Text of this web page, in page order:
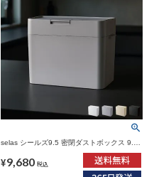
selas シールズ9.5 密閉ダストボックス 9.5L
2個セット | インテリア雑貨・ゴミ箱
¥9,680 税込